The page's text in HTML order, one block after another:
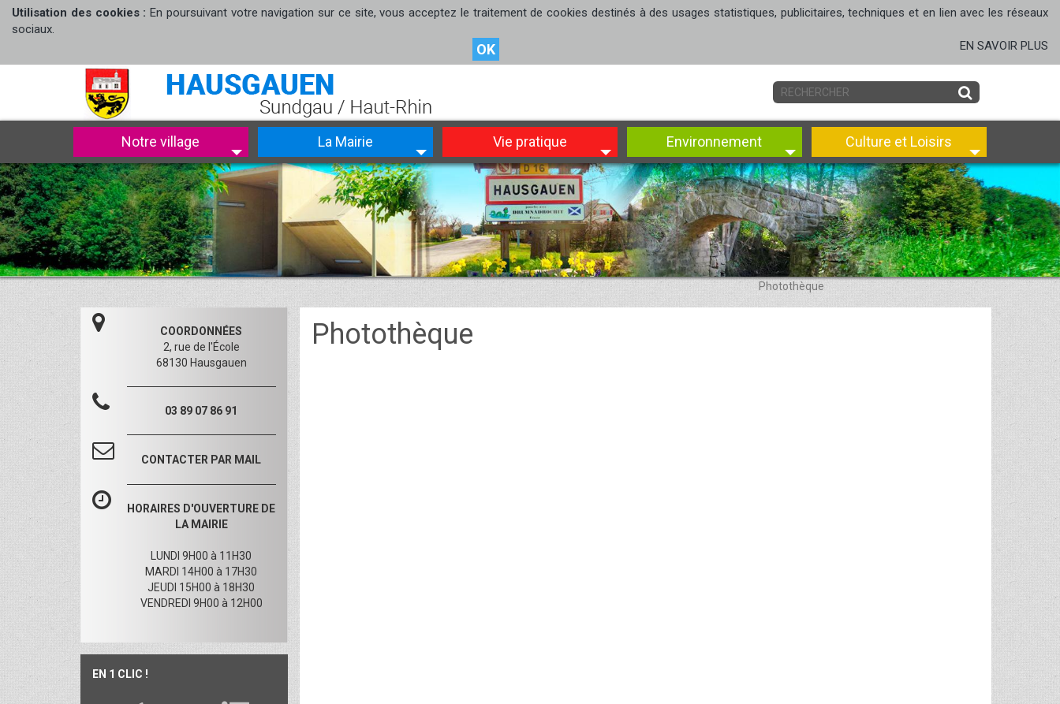
Utilisation des cookies :En poursuivant votre navigation sur ce site, vous acceptez le traitement de cookies destinés à des usages statistiques, publicitaires, techniques et en lien avec les réseaux
sociaux.
OK EN SAVOIR PLUS
Notre village La Mairie Vie pratique Environnement Culture et Loisirs
Photothèque
Photothèque
COORDONNÉES
2, rue de l'École
68130 Hausgauen
03 89 07 86 91
CONTACTER PAR MAIL
HORAIRES D'OUVERTURE DE
LA MAIRIE
LUNDI 9H00 à 11H30
MARDI 14H00 à 17H30
JEUDI 15H00 à 18H30
VENDREDI 9H00 à 12H00
EN 1 CLIC !